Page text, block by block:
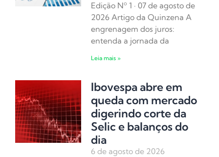
Edição Nº 1 · 07 de agosto de
2026 Artigo da Quinzena A
engrenagem dos juros:
entenda a jornada da
Leia mais »
Ibovespa abre em
queda com mercado
digerindo corte da
Selic e balanços do
dia
6 de agosto de 2026